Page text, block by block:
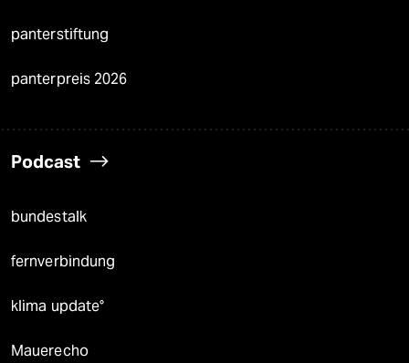
panterstiftung
panterpreis 2026
Podcast
bundestalk
fernverbindung
klima update°
Mauerecho